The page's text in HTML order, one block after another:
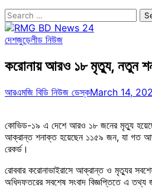
Search
for:
দেশজুড়েলীড নিউজ
করোনায় আরও ১৮ মৃত্যু, নতুন
আরএমজি বিডি নিউজ ডেস্কMarch 14,
কোভিড-১৯ এ দেশে আরও ১৮ জনের মৃত্যু
আক্রান্ত শনাক্ত হয়েছেন ১১৫৯ জন, যা গত
রেকর্ড।
রোববার করোনাভাইরাসে আক্রান্ত ও মৃত্যুর সবশেষ
অধিদফতরের সবশেষ সংবাদ বিজ্ঞপ্তিতে এ তথ্য